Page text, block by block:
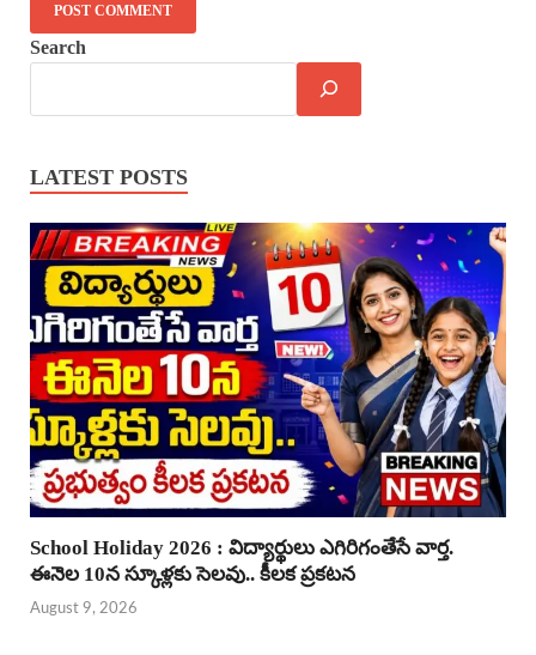
Search
LATEST POSTS
School Holiday 2026 : విద్యార్థులు ఎగిరిగంతేసే వార్త.
ఈనెల 10న స్కూళ్లకు సెలవు.. కీలక ప్రకటన
August 9, 2026